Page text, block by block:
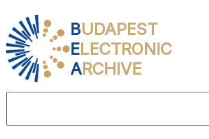
BUDAPEST
ELECTRONIC
ARCHIVE